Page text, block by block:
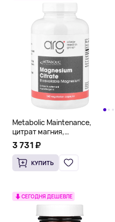
Metabolic Maintenance,
цитрат магния,
240 вегетарианских капсул
(150 мг в 1 капсуле)
3 731 ₽
КУПИТЬ
СЕГОДНЯ ДЕШЕВЛЕ